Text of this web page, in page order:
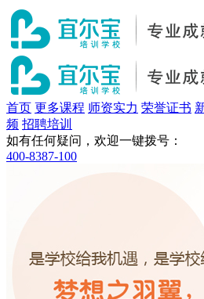
首页 更多课程 师资实力 荣誉证书
频 招聘培训
如有任何疑问，欢迎一键拨号：
400-8387-100